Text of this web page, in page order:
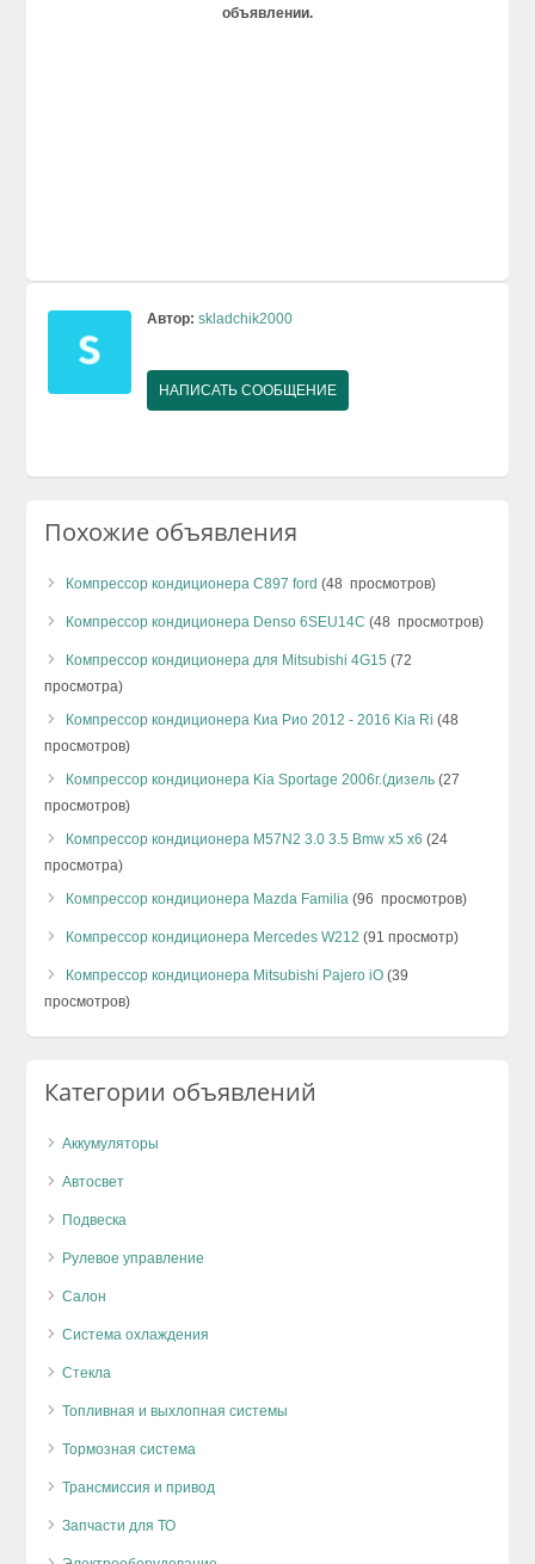
объявлении.
Автор: skladchik2000
НАПИСАТЬ СООБЩЕНИЕ
Похожие объявления
Компрессор кондиционера C897 ford (48 просмотров)
Компрессор кондиционера Denso 6SEU14C (48 просмотров)
Компрессор кондиционера для Mitsubishi 4G15 (72
просмотра)
Компрессор кондиционера Киа Рио 2012 - 2016 Kia Ri (48
просмотров)
Компрессор кондиционера Kia Sportage 2006г.(дизель (27
просмотров)
Компрессор кондиционера M57N2 3.0 3.5 Bmw x5 x6 (24
просмотра)
Компрессор кондиционера Mazda Familia (96 просмотров)
Компрессор кондиционера Mercedes W212 (91 просмотр)
Компрессор кондиционера Mitsubishi Pajero iO (39
просмотров)
Категории объявлений
Аккумуляторы
Автосвет
Подвеска
Рулевое управление
Салон
Система охлаждения
Стекла
Топливная и выхлопная системы
Тормозная система
Трансмиссия и привод
Запчасти для ТО